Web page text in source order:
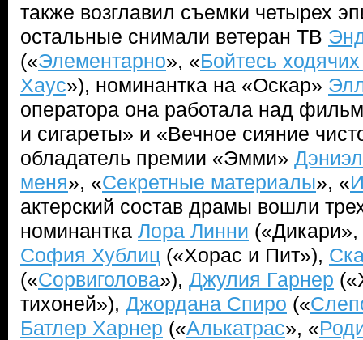
также возглавил съемки четырех
остальные снимали ветеран ТВ
(«Элементарно», «Бойтесь
Хаус»), номинантка на «Оскар»
оператора она работала над
и сигареты» и «Вечное сияние
обладатель премии «Эмми»
меня», «Секретные материалы», «
актерский состав драмы вошли
номинантка Лора Линни
София Хублиц («Хорас и Пит»),
(«Сорвиголова»), Джулия Гарнер
тихоней»), Джордана Спиро («
Батлер Харнер («Алькатрас», «